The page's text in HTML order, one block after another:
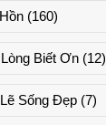
(160)
Lòng Biết Ơn(12)
Lẽ Sống Đẹp(7)